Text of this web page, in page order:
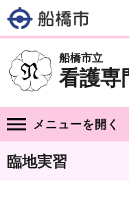
船橋市立
看護専
メニューを開く
臨地実習